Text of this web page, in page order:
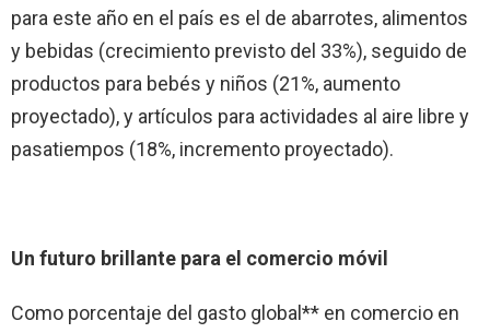
para este año en el país es el de abarrotes, alimentos
y bebidas (crecimiento previsto del 33%), seguido de
productos para bebés y niños (21%, aumento
proyectado), y artículos para actividades al aire libre y
pasatiempos (18%, incremento proyectado).
Un futuro brillante para el comercio móvil
Como porcentaje del gasto global** en comercio en